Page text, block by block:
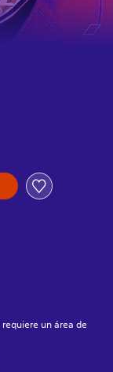
un área de